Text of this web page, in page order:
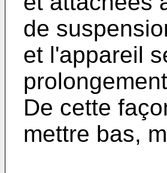
de
et l'appareil
De cette
mettre bas,